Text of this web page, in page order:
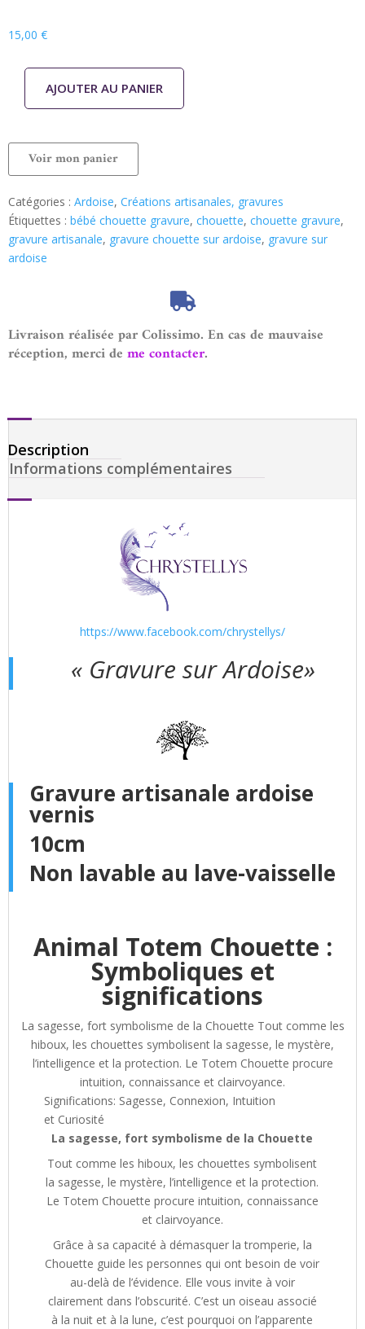
15,00 €
AJOUTER AU PANIER
Voir mon panier
Catégories : Ardoise, Créations artisanales, gravures
Étiquettes : bébé chouette gravure, chouette, chouette gravure,
gravure artisanale, gravure chouette sur ardoise, gravure sur
ardoise
Livraison réalisée par Colissimo. En cas de mauvaise
réception, merci de me contacter.
Description
Informations complémentaires
https://www.facebook.com/chrystellys/
« Gravure sur Ardoise»
Gravure artisanale ardoise
vernis
10cm
Non lavable au lave-vaisselle
Animal Totem Chouette :
Symboliques et
significations
La sagesse, fort symbolisme de la Chouette Tout comme les
hiboux, les chouettes symbolisent la sagesse, le mystère,
l’intelligence et la protection. Le Totem Chouette procure
intuition, connaissance et clairvoyance.
Significations: Sagesse, Connexion, Intuition
et Curiosité
La sagesse, fort symbolisme de la Chouette
Tout comme les hiboux, les chouettes symbolisent
la sagesse, le mystère, l’intelligence et la protection.
Le Totem Chouette procure intuition, connaissance
et clairvoyance.
Grâce à sa capacité à démasquer la tromperie, la
Chouette guide les personnes qui ont besoin de voir
au-delà de l’évidence. Elle vous invite à voir
clairement dans l’obscurité. C’est un oiseau associé
à la nuit et à la lune, c’est pourquoi on l’apparente